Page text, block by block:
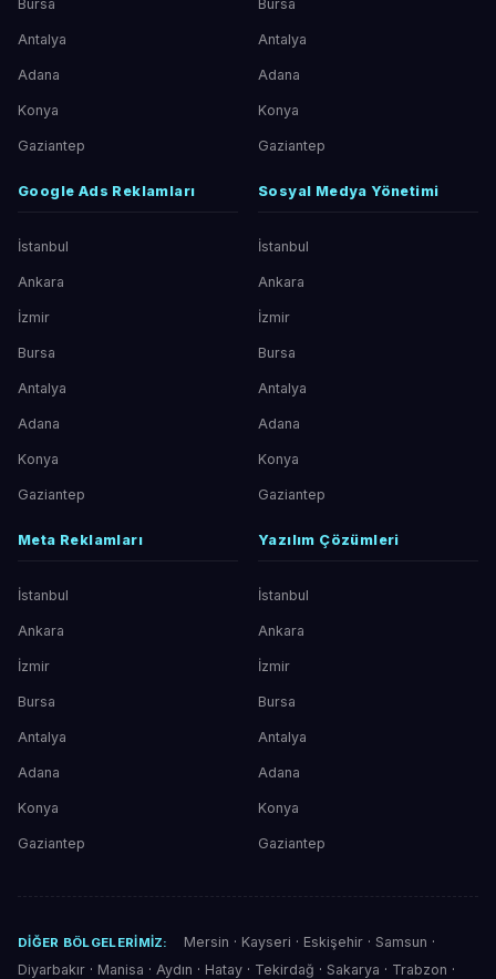
Bursa
Antalya
Adana
Konya
Gaziantep
Bursa
Antalya
Adana
Konya
Gaziantep
Google Ads Reklamları
İstanbul
Ankara
İzmir
Bursa
Antalya
Adana
Konya
Gaziantep
Sosyal Medya Yönetimi
İstanbul
Ankara
İzmir
Bursa
Antalya
Adana
Konya
Gaziantep
Meta Reklamları
İstanbul
Ankara
İzmir
Bursa
Antalya
Adana
Konya
Gaziantep
Yazılım Çözümleri
İstanbul
Ankara
İzmir
Bursa
Antalya
Adana
Konya
Gaziantep
DIĞER BÖLGELERIMIZ: Mersin · Kayseri · Eskişehir· Samsun ·
Diyarbakır · Manisa · Aydın · Hatay · Tekirdağ · Sakarya · Trabzon ·